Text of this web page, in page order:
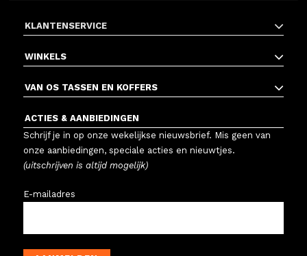
KLANTENSERVICE
WINKELS
VAN OS TASSEN EN KOFFERS
ACTIES & AANBIEDINGEN
Schrijf je in op onze wekelijkse nieuwsbrief. Mis geen van
onze aanbiedingen, speciale acties en nieuwtjes.
(uitschrijven is altijd mogelijk)
E-mailadres